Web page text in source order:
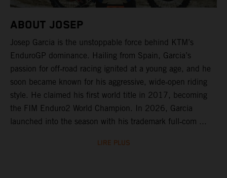
ABOUT JOSEP
Josep Garcia is the unstoppable force behind KTM’s
EnduroGP dominance. Hailing from Spain, Garcia’s
passion for off‑road racing ignited at a young age, and he
soon became known for his aggressive, wide‑open riding
style. He claimed his first world title in 2017, becoming
the FIM Enduro2 World Champion. In 2026, Garcia
launched into the season with his trademark full‑com ...
LIRE PLUS